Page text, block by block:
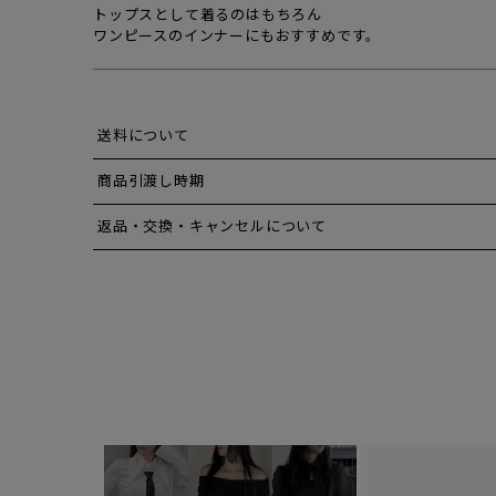
トップスとして着るのはもちろん
ワンピースのインナーにもおすすめです。
送料について
商品引渡し時期
返品・交換・キャンセルについて